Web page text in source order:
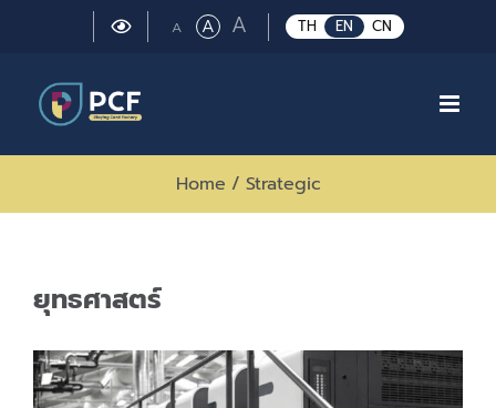
TH EN CN
A Small
ARegular
ALarge
font
Home / Strategic
ยุทธศาสตร์